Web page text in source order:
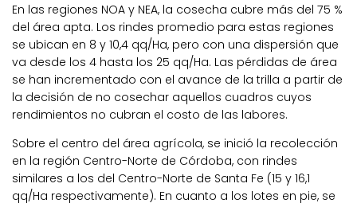
En las regiones NOA y NEA, la cosecha cubre más del 75 %
del área apta. Los rindes promedio para estas regiones
se ubican en 8 y 10,4 qq/Ha, pero con una dispersión que
va desde los 4 hasta los 25 qq/Ha. Las pérdidas de área
se han incrementado con el avance de la trilla a partir de
la decisión de no cosechar aquellos cuadros cuyos
rendimientos no cubran el costo de las labores.
Sobre el centro del área agrícola, se inició la recolección
en la región Centro-Norte de Córdoba, con rindes
similares a los del Centro-Norte de Santa Fe (15 y 16,1
qq/Ha respectivamente). En cuanto a los lotes en pie, se